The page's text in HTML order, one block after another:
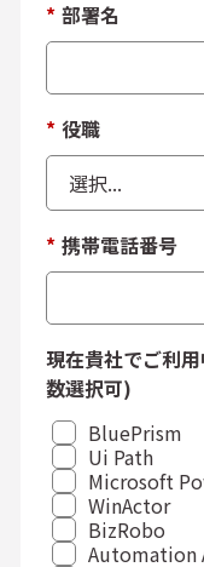
* 部署名
* 役職
* 携帯電話番号
現在貴社でご利
数選択可)
BluePrism
Ui Path
Microsoft
WinActor
BizRobo
Automation